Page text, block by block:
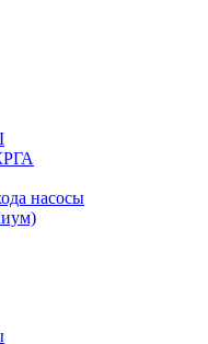
насосы